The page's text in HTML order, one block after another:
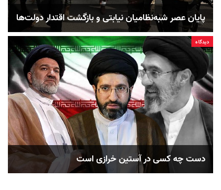
پایان عصر شبه‌نظامیان نیابتی و بازگشت اقتدار دولت‌ها
دیدگاه
دست چه کسی در آستین خرازی است